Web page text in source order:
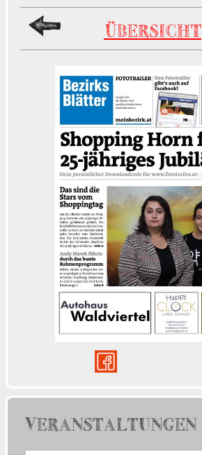
ÜBERSICHT
VERANSTALTUNGEN